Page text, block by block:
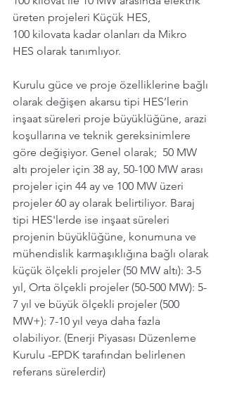
üreten projeleri Küçük HES,
100 kilovata kadar olanları da Mikro
HES olarak tanımlıyor.
Kurulu güce ve proje özelliklerine bağlı
olarak değişen akarsu tipi HES’lerin
inşaat süreleri proje büyüklüğüne, arazi
koşullarına ve teknik gereksinimlere
göre değişiyor. Genel olarak;  50 MW
altı projeler için 38 ay, 50-100 MW arası
projeler için 44 ay ve 100 MW üzeri
projeler 60 ay olarak belirtiliyor. Baraj
tipi HES'lerde ise inşaat süreleri
projenin büyüklüğüne, konumuna ve
mühendislik karmaşıklığına bağlı olarak
küçük ölçekli projeler (50 MW altı): 3-5
yıl, Orta ölçekli projeler (50-500 MW): 5-
7 yıl ve büyük ölçekli projeler (500
MW+): 7-10 yıl veya daha fazla
olabiliyor. (Enerji Piyasası Düzenleme
Kurulu -EPDK tarafından belirlenen
referans sürelerdir)